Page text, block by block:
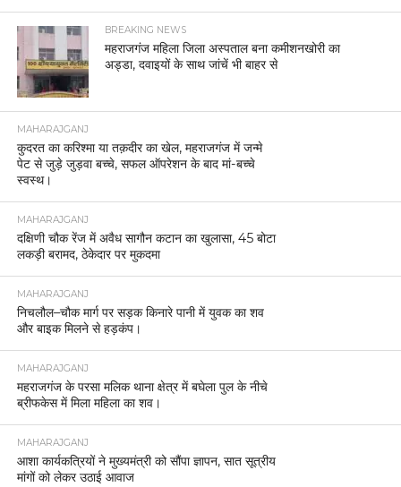
BREAKING NEWS
महराजगंज महिला जिला अस्पताल बना कमीशनखोरी का
अड्डा, दवाइयों के साथ जांचें भी बाहर से
MAHARAJGANJ
कुदरत का करिश्मा या तक़दीर का खेल, महराजगंज में जन्मे
पेट से जुड़े जुड़वा बच्चे, सफल ऑपरेशन के बाद मां-बच्चे
स्वस्थ।
MAHARAJGANJ
दक्षिणी चौक रेंज में अवैध सागौन कटान का खुलासा, 45 बोटा
लकड़ी बरामद, ठेकेदार पर मुकदमा
MAHARAJGANJ
निचलौल–चौक मार्ग पर सड़क किनारे पानी में युवक का शव
और बाइक मिलने से हड़कंप।
MAHARAJGANJ
महराजगंज के परसा मलिक थाना क्षेत्र में बघेला पुल के नीचे
ब्रीफकेस में मिला महिला का शव।
MAHARAJGANJ
आशा कार्यकत्रियों ने मुख्यमंत्री को सौंपा ज्ञापन, सात सूत्रीय
मांगों को लेकर उठाई आवाज